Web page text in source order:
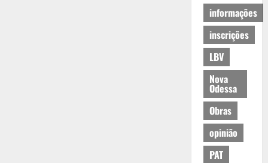
informações
inscrições
LBV
Nova
Odessa
Obras
opinião
PAT